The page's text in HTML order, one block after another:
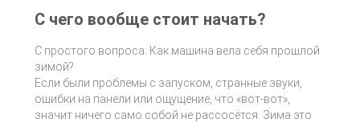
С чего вообще стоит начать?
С простого вопроса: Как машина вела себя прошлой
зимой?
Если были проблемы с запуском, странные звуки,
ошибки на панели или ощущение, что «вот-вот»,
значит ничего само собой не рассосётся. Зима это